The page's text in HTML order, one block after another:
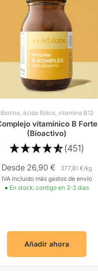
Biotina, ácido fólico, vitamina B12
vitamínico B Forte
(Bioactivo)
(451)
Precio
Oferta
Desde 26,90 € 377,81 €/kg
IVA incluido más gastos de envío
● En stock: contigo en 2-3 días
Añadir ahora